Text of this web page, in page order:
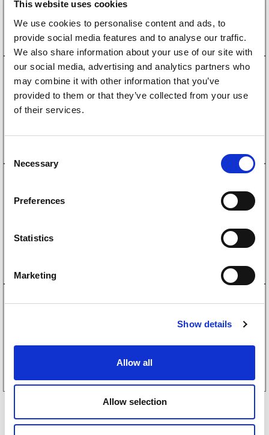
This website uses cookies
We use cookies to personalise content and ads, to
provide social media features and to analyse our traffic.
We also share information about your use of our site with
our social media, advertising and analytics partners who
may combine it with other information that you’ve
provided to them or that they’ve collected from your use
of their services.
o
l
Necessary
Preferences
Statistics
Marketing
Show details
Allow all
Allow selection
Köp online
3209005
Släpvagnskabel spiral 13-pol 3 m
931kr(745kr exkl. moms)
3099017/3099018/3099019
Liknande produkter